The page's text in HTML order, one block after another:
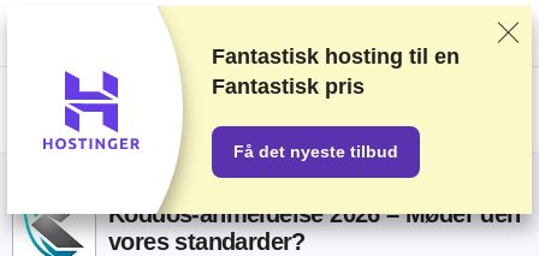
Vi rangerer forhandlere baseret på strenge tests og research, tager også
højde for din feedback og vores kommercielle aftaler med udbydere.
Denne side indeholder affiliate links.Marketings Offentliggørelse
Koddos-anmeldelse 2026 – Møder den
vores standarder?
Fantastisk hosting til en
Fantastisk pris
Få det nyeste tilbud